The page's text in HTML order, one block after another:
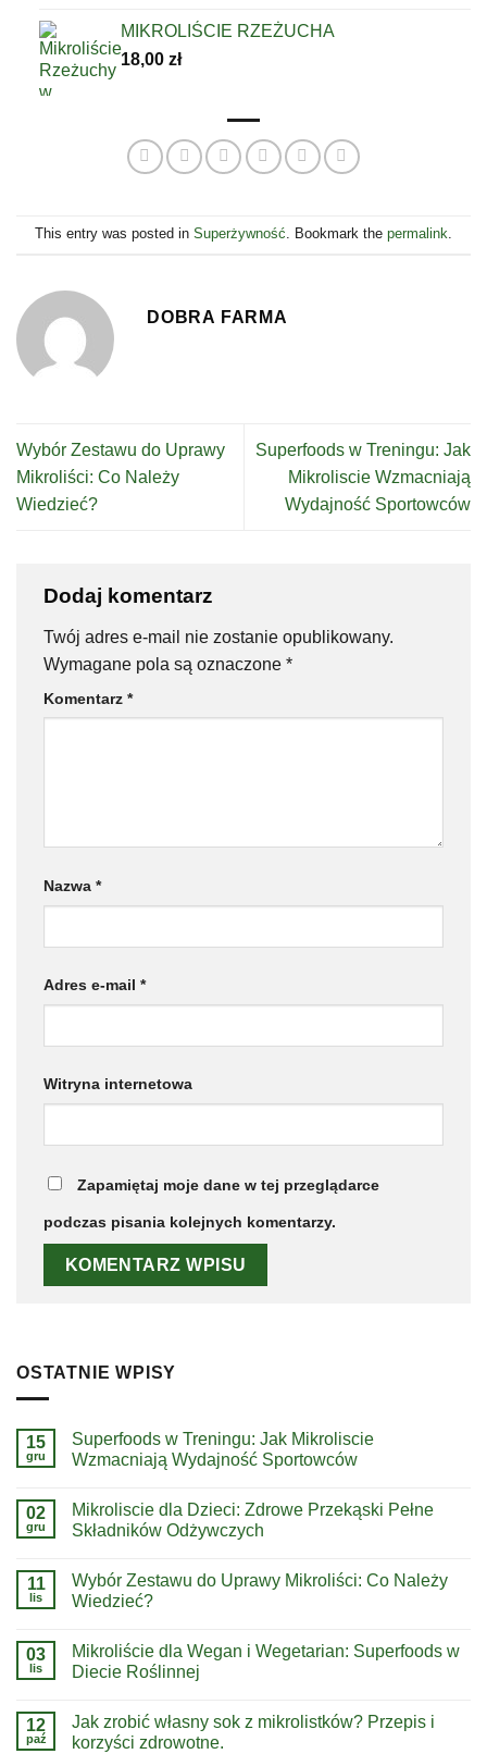
MIKROLIŚCIE RZEŻUCHA
18,00 zł
This entry was posted in Superżywność. Bookmark the permalink.
DOBRA FARMA
Wybór Zestawu do Uprawy
Mikroliści: Co Należy
Wiedzieć?
Superfoods w Treningu: Jak
Mikroliscie Wzmacniają
Wydajność Sportowców
Dodaj komentarz
Twój adres e-mail nie zostanie opublikowany.
Wymagane pola są oznaczone *
Komentarz *
Nazwa *
Adres e-mail *
Witryna internetowa
Zapamiętaj moje dane w tej przeglądarce
podczas pisania kolejnych komentarzy.
OSTATNIE WPISY
15
gru
Superfoods w Treningu: Jak Mikroliscie
Wzmacniają Wydajność Sportowców
02
gru
Mikroliscie dla Dzieci: Zdrowe Przekąski Pełne
Składników Odżywczych
11
lis
Wybór Zestawu do Uprawy Mikroliści: Co Należy
Wiedzieć?
03
lis
Mikroliście dla Wegan i Wegetarian: Superfoods w
Diecie Roślinnej
12
paź
Jak zrobić własny sok z mikrolistków? Przepis i
korzyści zdrowotne.